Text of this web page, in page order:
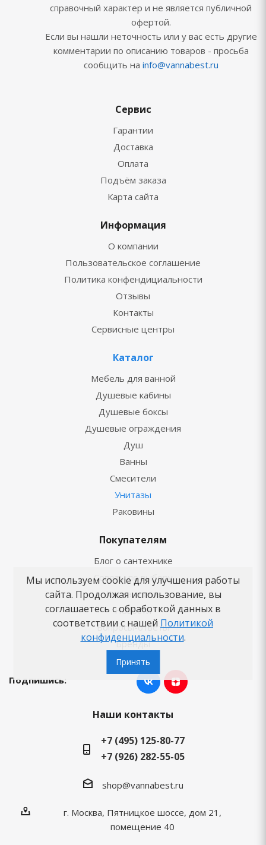
справочный характер и не является публичной
офертой.
Если вы нашли неточность или у вас есть другие
комментарии по описанию товаров - просьба
сообщить на info@vannabest.ru
Сервис
Гарантии
Доставка
Оплата
Подъём заказа
Карта сайта
Информация
О компании
Пользовательское соглашение
Политика конфендициальности
Отзывы
Контакты
Сервисные центры
Каталог
Мебель для ванной
Душевые кабины
Душевые боксы
Душевые ограждения
Душ
Ванны
Смесители
Унитазы
Раковины
Покупателям
Блог о сантехнике
Советы по выбору
Как заказать
Новости
Вопросы-ответы
Бренды
Подпишись:
Наши контакты
+7 (495) 125-80-77
+7 (926) 282-55-05
shop@vannabest.ru
г. Москва, Пятницкое шоссе, дом 21,
помещение 40
Мы используем cookie для улучшения работы
сайта. Продолжая использование, вы
соглашаетесь с обработкой данных в
соответствии с нашей Политикой
конфиденциальности.
Принять